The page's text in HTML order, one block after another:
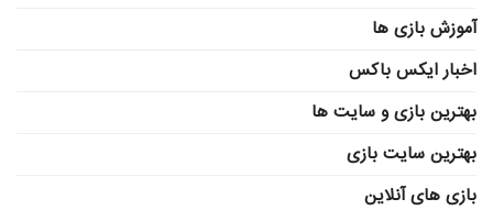
آموزش بازی ها
اخبار ایکس باکس
بهترین بازی و سایت ها
بهترین سایت بازی
بازی های آنلاین